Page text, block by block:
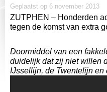
Geplaatst op 6 november 2013
ZUTPHEN – Honderden
tegen de komst van extra
Doormiddel van een
duidelijk dat zij niet willen
IJssellijn, de Twentelijn en